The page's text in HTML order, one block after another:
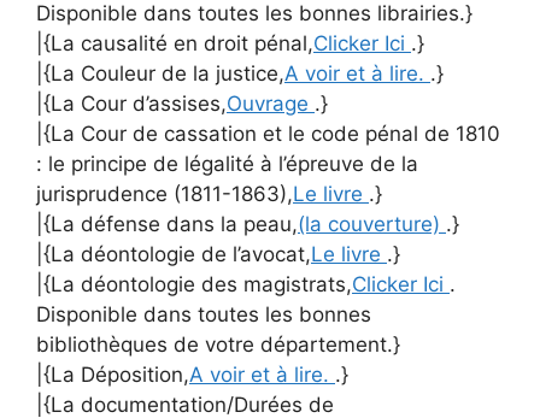
Disponible dans toutes les bonnes librairies.}
|{La causalité en droit pénal,Clicker Ici .}
|{La Couleur de la justice,A voir et à lire. .}
|{La Cour d’assises,Ouvrage .}
|{La Cour de cassation et le code pénal de 1810
: le principe de légalité à l’épreuve de la
jurisprudence (1811-1863),Le livre .}
|{La défense dans la peau,(la couverture) .}
|{La déontologie de l’avocat,Le livre .}
|{La déontologie des magistrats,Clicker Ici .
Disponible dans toutes les bonnes
bibliothèques de votre département.}
|{La Déposition,A voir et à lire. .}
|{La documentation/Durées de